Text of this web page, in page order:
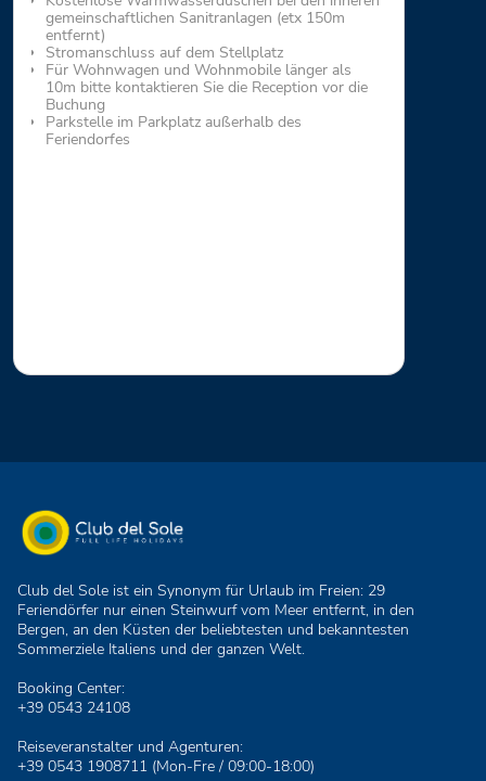
gemeinschaftlichen Sanitranlagen (etx 150m
entfernt)
Stromanschluss auf dem Stellplatz
Für Wohnwagen und Wohnmobile länger als
10m bitte kontaktieren Sie die Reception vor die
Buchung
Parkstelle im Parkplatz außerhalb des
Feriendorfes
Club del Sole ist ein Synonym für Urlaub im Freien: 29
Feriendörfer nur einen Steinwurf vom Meer entfernt, in den
Bergen, an den Küsten der beliebtesten und bekanntesten
Sommerziele Italiens und der ganzen Welt.
Booking Center:
+39 0543 24108
Reiseveranstalter und Agenturen:
+39 0543 1908711 (Mon-Fre / 09:00-18:00)